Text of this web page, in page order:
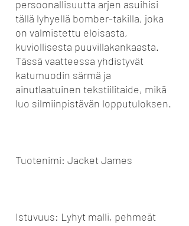
persoonallisuutta arjen asuihisi
tällä lyhyellä bomber-takilla, joka
on valmistettu eloisasta,
kuviollisesta puuvillakankaasta.
Tässä vaatteessa yhdistyvät
katumuodin särmä ja
ainutlaatuinen tekstiilitaide, mikä
luo silmiinpistävän lopputuloksen.
Tuotenimi: Jacket James
Istuvuus: Lyhyt malli, pehmeät